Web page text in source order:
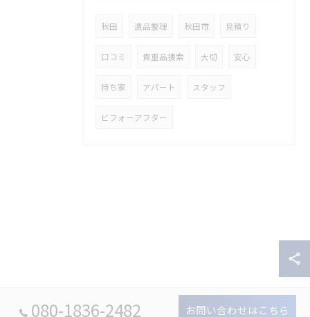
秋田 遺品整理 秋田市 見積り
口コミ 貴重品捜索 大切 安心
持ち家 アパート スタッフ
ビフォーアフター
080-1836-2482 お問い合わせはこちら